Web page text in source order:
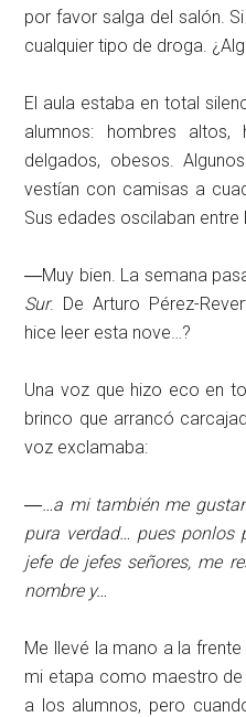
por favor salga del salón.
cualquier tipo de droga.
El aula estaba en total
alumnos: hombres altos,
delgados, obesos.
vestían con camisas a
Sus edades oscilaban
―Muy bien. La semana
Sur. De Arturo Pérez-
hice leer esta nove…?
Una voz que hizo eco en
brinco que arrancó
voz exclamaba:
―…a mi también me
pura verdad… pues ponlos
jefe de jefes señores, me
nombre y…
Me llevé la mano a la
mi etapa como maestro
a los alumnos, pero